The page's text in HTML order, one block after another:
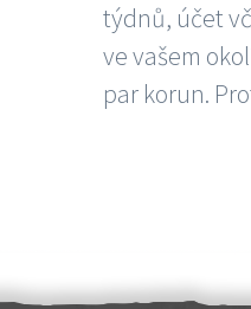
týdnů, účet
ve vašem
par korun.